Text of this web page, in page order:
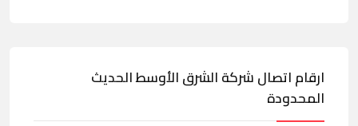
ارقام اتصال شركة الشرق الأوسط الحديث
المحدودة